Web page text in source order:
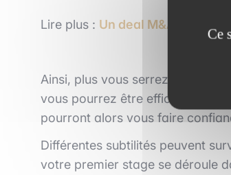
Lire plus : Un deal M&A en 5
Ainsi, plus vous serrez à même
vous pourrez être efficace.
pourront alors vous faire
Différentes subtilités peuvent
votre premier stage se déroule
Ce